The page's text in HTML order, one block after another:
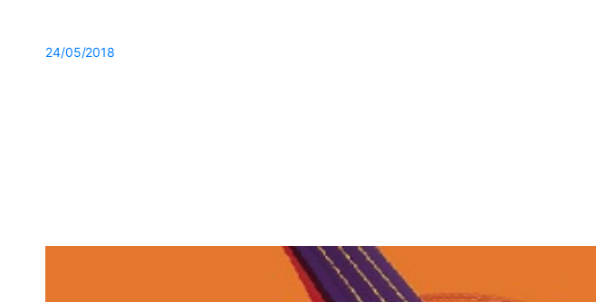
24/05/2018